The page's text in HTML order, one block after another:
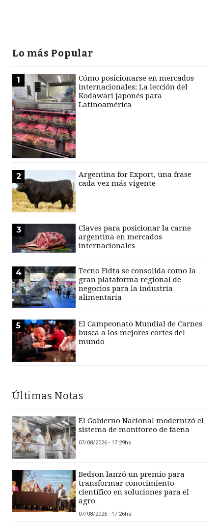
DEL
QUIENES
SOMOS
Lo más Popular
1
Cómo posicionarse en mercados
internacionales: La lección del
Kodawari japonés para
Latinoamérica
2
Argentina for Export, una frase
cada vez más vigente
3
Claves para posicionar la carne
argentina en mercados
internacionales
4
Tecno Fidta se consolida como la
gran plataforma regional de
negocios para la industria
alimentaria
5
El Campeonato Mundial de Carnes
busca a los mejores cortes del
mundo
Últimas Notas
El Gobierno Nacional modernizó el
sistema de monitoreo de faena
07/08/2026 - 17:29hs.
Bedson lanzó un premio para
transformar conocimiento
científico en soluciones para el
agro
07/08/2026 - 17:26hs.